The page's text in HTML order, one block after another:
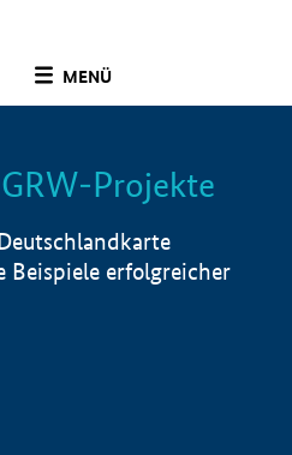
MENÜ
Info
Projekte
Beispiele erfolgreicher